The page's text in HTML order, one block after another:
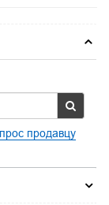
продавцу